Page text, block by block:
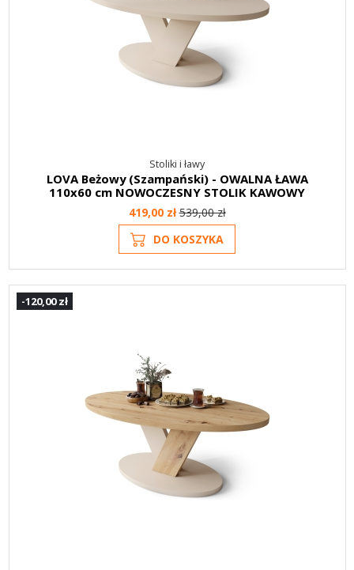
Stoliki i ławy
LOVA Beżowy (Szampański) - OWALNA ŁAWA
110x60 cm NOWOCZESNY STOLIK KAWOWY
419,00 zł539,00 zł
DO KOSZYKA
-120,00 zł